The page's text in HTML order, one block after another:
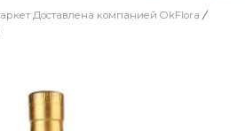
Доставлена ​​компанией OkFlora /